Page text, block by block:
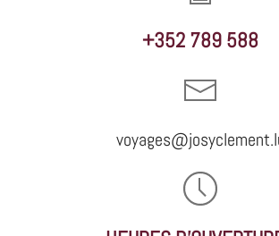
+352 789 588